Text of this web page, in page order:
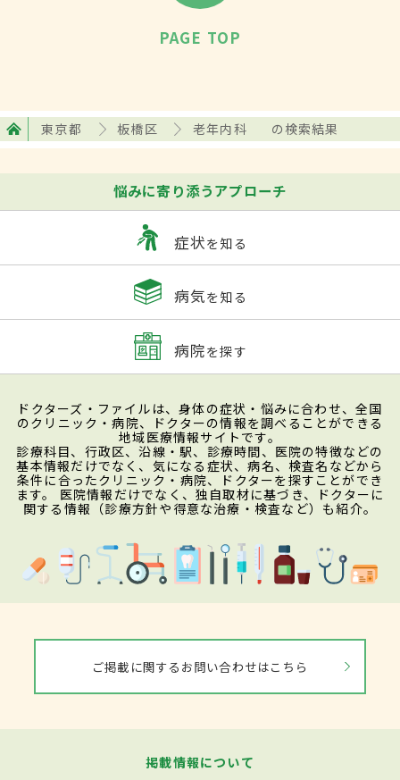
PAGE TOP
東京都 板橋区 老年内科 の検索結果
悩みに寄り添うアプローチ
症状を知る
病気を知る
病院を探す
ドクターズ・ファイルは、身体の症状・悩みに合わせ、全国
のクリニック・病院、ドクターの情報を調べることができる
地域医療情報サイトです。
診療科目、行政区、沿線・駅、診療時間、医院の特徴などの
基本情報だけでなく、気になる症状、病名、検査名などから
条件に合ったクリニック・病院、ドクターを探すことができ
ます。 医院情報だけでなく、独自取材に基づき、ドクターに
関する情報（診療方針や得意な治療・検査など）も紹介。
ご掲載に関するお問い合わせはこちら
掲載情報について